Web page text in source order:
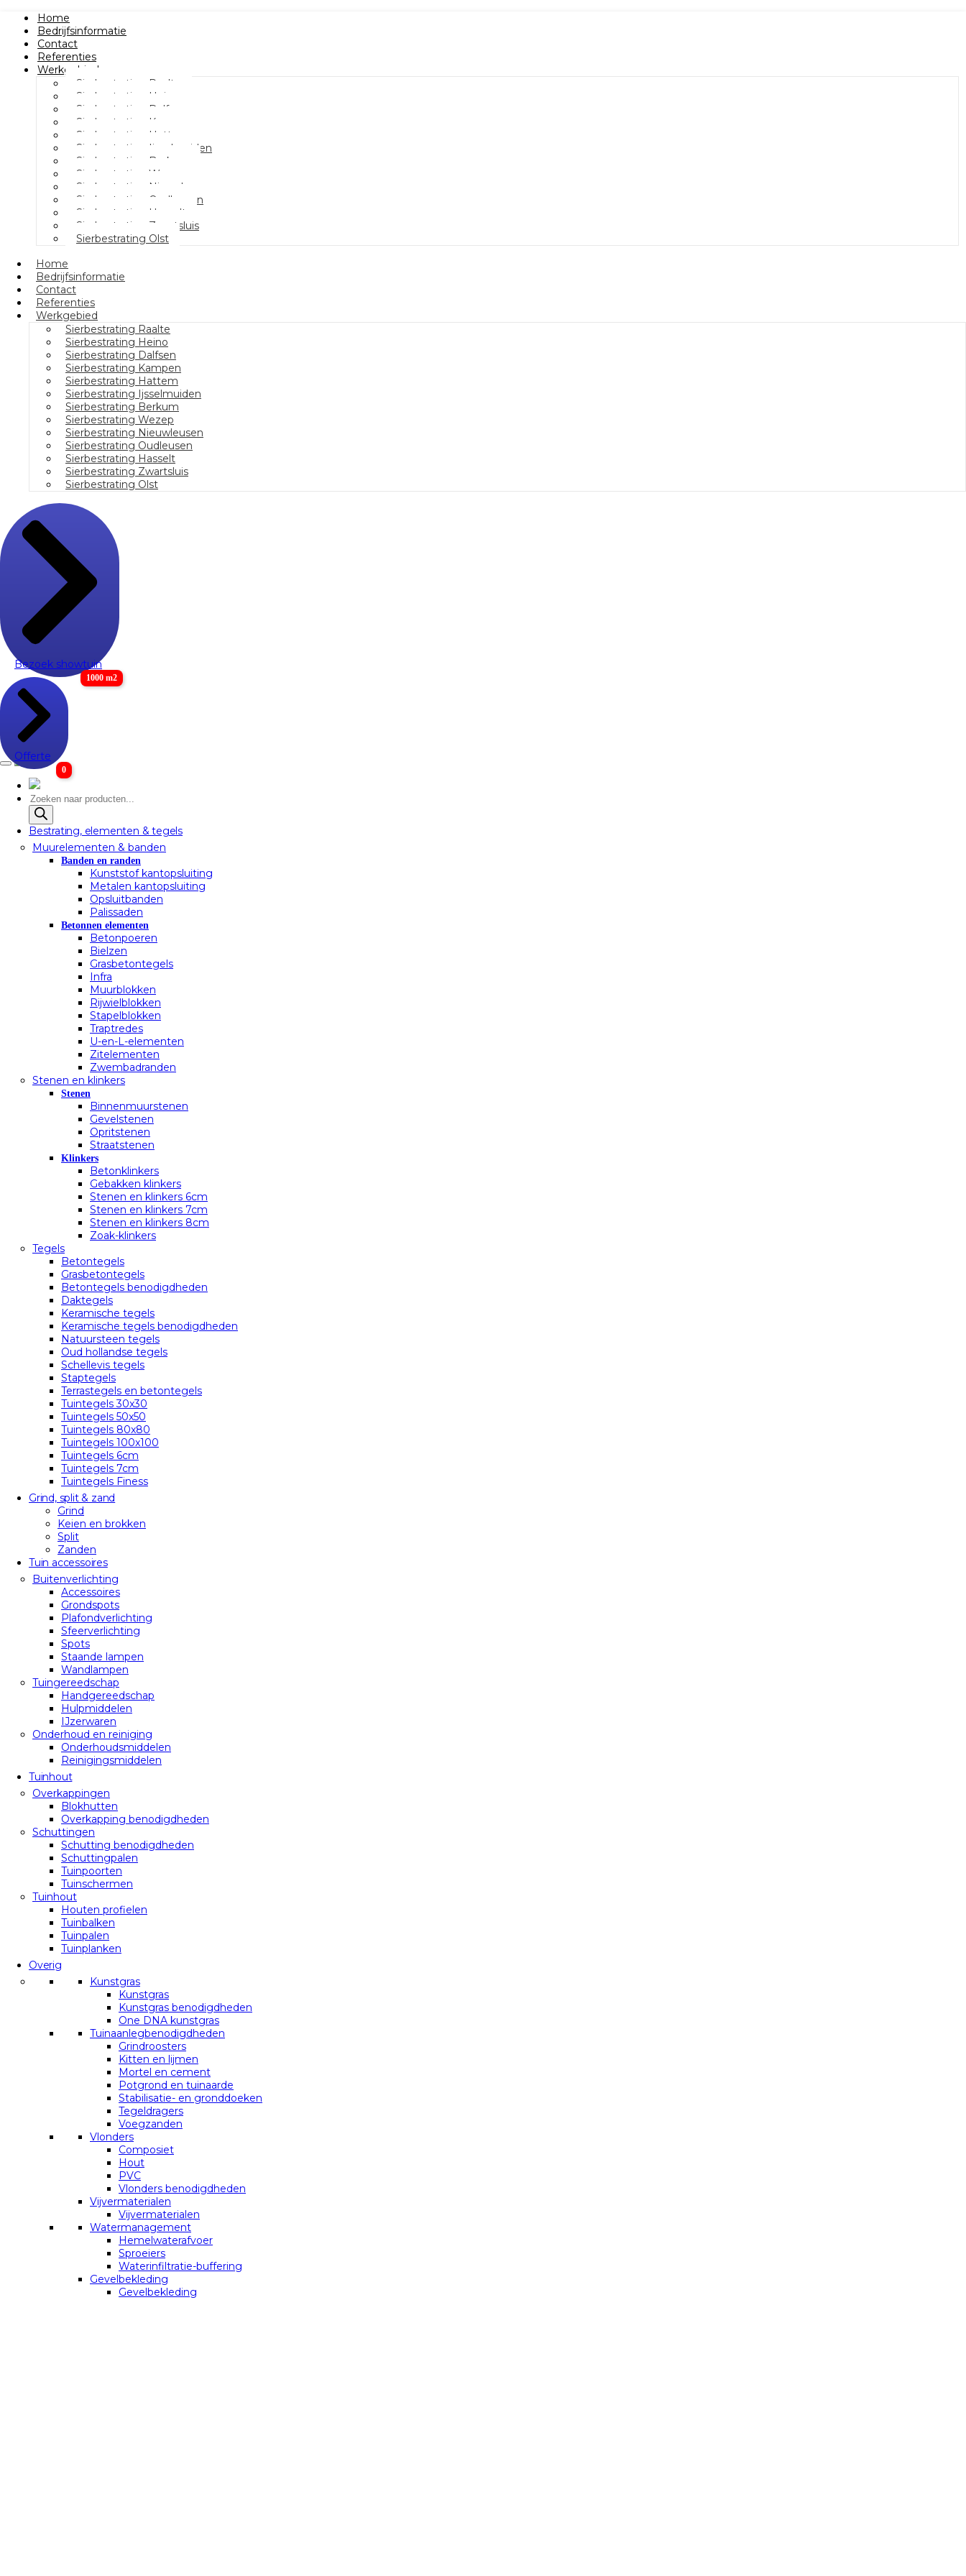
Home
Bedrijfsinformatie
Contact
Referenties
Werkgebied
Sierbestrating Raalte
Sierbestrating Heino
Sierbestrating Dalfsen
Sierbestrating Kampen
Sierbestrating Hattem
Sierbestrating Ijsselmuiden
Sierbestrating Berkum
Sierbestrating Wezep
Sierbestrating Nieuwleusen
Sierbestrating Oudleusen
Sierbestrating Hasselt
Sierbestrating Zwartsluis
Sierbestrating Olst
Home
Bedrijfsinformatie
Contact
Referenties
Werkgebied
Sierbestrating Raalte
Sierbestrating Heino
Sierbestrating Dalfsen
Sierbestrating Kampen
Sierbestrating Hattem
Sierbestrating Ijsselmuiden
Sierbestrating Berkum
Sierbestrating Wezep
Sierbestrating Nieuwleusen
Sierbestrating Oudleusen
Sierbestrating Hasselt
Sierbestrating Zwartsluis
Sierbestrating Olst
Bezoek showtuin
1000 m2
Offerte
0
Producten
zoeken
Bestrating, elementen & tegels
Muurelementen & banden
Banden en randen
Kunststof kantopsluiting
Metalen kantopsluiting
Opsluitbanden
Palissaden
Betonnen elementen
Betonpoeren
Bielzen
Grasbetontegels
Infra
Muurblokken
Rijwielblokken
Stapelblokken
Traptredes
U-en-L-elementen
Zitelementen
Zwembadranden
Stenen en klinkers
Stenen
Binnenmuurstenen
Gevelstenen
Opritstenen
Straatstenen
Klinkers
Betonklinkers
Gebakken klinkers
Stenen en klinkers 6cm
Stenen en klinkers 7cm
Stenen en klinkers 8cm
Zoak-klinkers
Tegels
Betontegels
Grasbetontegels
Betontegels benodigdheden
Daktegels
Keramische tegels
Keramische tegels benodigdheden
Natuursteen tegels
Oud hollandse tegels
Schellevis tegels
Staptegels
Terrastegels en betontegels
Tuintegels 30x30
Tuintegels 50x50
Tuintegels 80x80
Tuintegels 100x100
Tuintegels 6cm
Tuintegels 7cm
Tuintegels Finess
Grind, split & zand
Grind
Keien en brokken
Split
Zanden
Tuin accessoires
Buitenverlichting
Accessoires
Grondspots
Plafondverlichting
Sfeerverlichting
Spots
Staande lampen
Wandlampen
Tuingereedschap
Handgereedschap
Hulpmiddelen
IJzerwaren
Onderhoud en reiniging
Onderhoudsmiddelen
Reinigingsmiddelen
Tuinhout
Overkappingen
Blokhutten
Overkapping benodigdheden
Schuttingen
Schutting benodigdheden
Schuttingpalen
Tuinpoorten
Tuinschermen
Tuinhout
Houten profielen
Tuinbalken
Tuinpalen
Tuinplanken
Overig
Kunstgras
Kunstgras
Kunstgras benodigdheden
One DNA kunstgras
Tuinaanlegbenodigdheden
Grindroosters
Kitten en lijmen
Mortel en cement
Potgrond en tuinaarde
Stabilisatie- en gronddoeken
Tegeldragers
Voegzanden
Vlonders
Composiet
Hout
PVC
Vlonders benodigdheden
Vijvermaterialen
Vijvermaterialen
Watermanagement
Hemelwaterafvoer
Sproeiers
Waterinfiltratie-buffering
Gevelbekleding
Gevelbekleding